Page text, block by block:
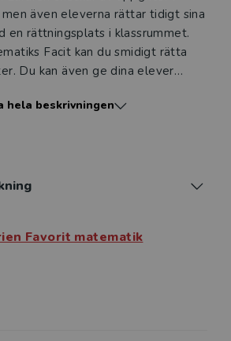
även eleverna rättar tidigt sina
en rättningsplats i klassrummet.
Facit kan du smidigt rätta
Du kan även ge dina elever
rättar tillsammans med en kamrat
hela beskrivningen
Favorit matematik